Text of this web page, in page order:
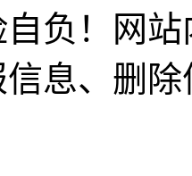
负！网
息、删